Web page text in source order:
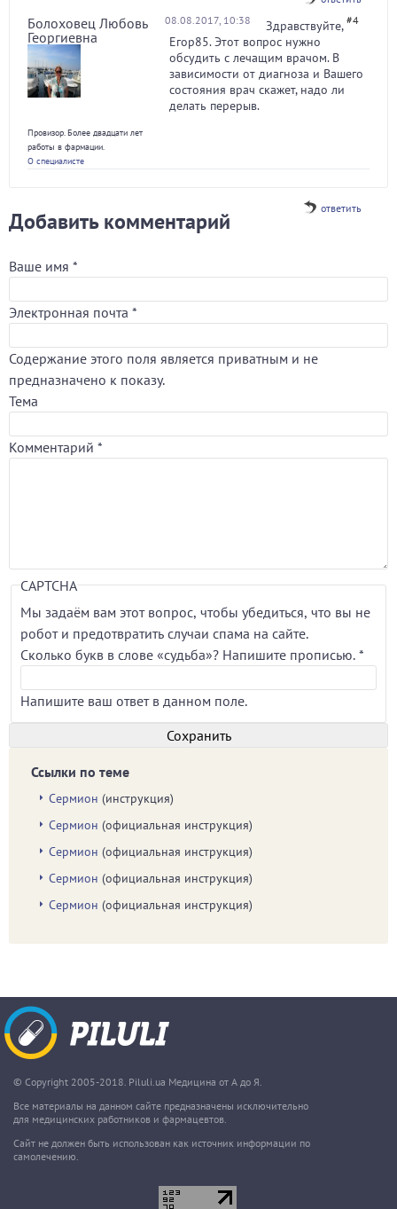
Болоховец Любовь
Георгиевна
Провизор. Более двадцати лет
работы в фармации.
О специалисте
08.08.2017, 10:38 #4
Здравствуйте,
Егор85. Этот вопрос нужно
обсудить с лечащим врачом. В
зависимости от диагноза и Вашего
состояния врач скажет, надо ли
делать перерыв.
ответить
Добавить комментарий
Ваше имя *
Электронная почта *
Содержание этого поля является приватным и не
предназначено к показу.
Тема
Комментарий *
CAPTCHA
Мы задаём вам этот вопрос, чтобы убедиться, что вы не
робот и предотвратить случаи спама на сайте.
Сколько букв в слове «судьба»? Напишите прописью. *
Напишите ваш ответ в данном поле.
Ссылки по теме
Сермион (инструкция)
Сермион (официальная инструкция)
Сермион (официальная инструкция)
Сермион (официальная инструкция)
Сермион (официальная инструкция)
© Copyright 2005-2018. Piluli.ua Медицина от А до Я.
Все материалы на данном сайте предназначены исключительно
для медицинских работников и фармацевтов.
Сайт не должен быть использован как источник информации по
самолечению.